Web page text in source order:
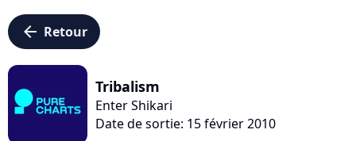
arrow_left Retour
Tribalism
Enter Shikari
Date de sortie: 15 février 2010